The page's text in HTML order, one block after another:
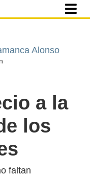
Alonso
a la
los
faltan